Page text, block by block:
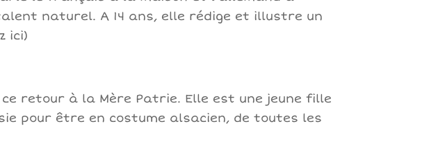
naturel. A 14 ans, elle rédige et illustre un
ici)
retour à la Mère Patrie. Elle est une jeune fille
pour être en costume alsacien, de toutes les